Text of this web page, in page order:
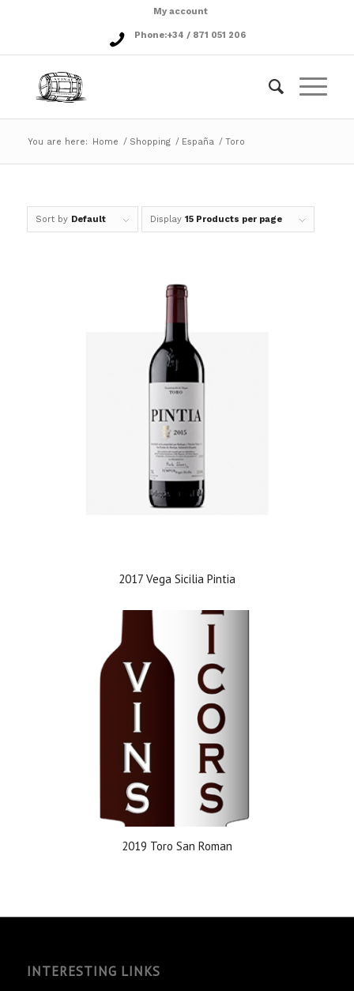
My account
Phone:+34 / 871 051 206
You are here: Home / Shopping / España / Toro
Sort by Default Display 15 Products per page
2017 Vega Sicilia Pintia
2019 Toro San Roman
INTERESTING LINKS